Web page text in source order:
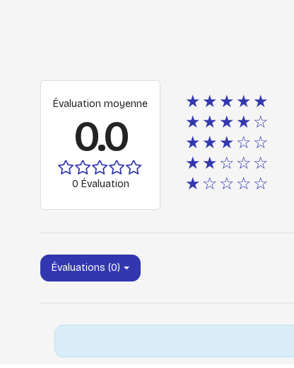
Évaluation moyenne
0.0
0 Évaluation
★★★★★
★★★★☆
★★★☆☆
★★☆☆☆
★☆☆☆☆
Évaluations (0)